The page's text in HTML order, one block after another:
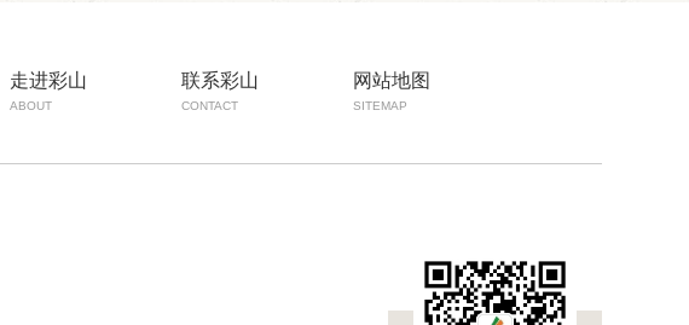
走进彩山
ABOUT
联系彩山
CONTACT
网站地图
SITEMAP